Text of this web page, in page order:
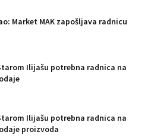
Market MAK zapošljava radnicu
Ilijašu potrebna radnica na
Ilijašu potrebna radnica na
proizvoda